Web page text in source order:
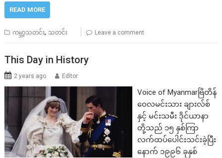
READ MORE
ကမ္ဘာ့သတင်း, သတင်း Leave a comment
This Day in History
2 years ago Editor
Voice of Myanmarဗြိတိန်
ဝေလမင်းသား ချားလ်စ်
နှင့် မင်းသမီး ဒိုင်ယာနာ
တို့သည် ၁၅ နှစ်ကြာ
လက်ထပ်ပေါင်းသင်းခဲ့ပြီး
နောက် ၁၉၉၆ ခုနှစ်